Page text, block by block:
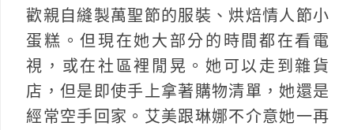
歡親自縫製萬聖節的服裝、烘焙情人節小
蛋糕。但現在她大部分的時間都在看電
視，或在社區裡閒晃。她可以走到雜貨
店，但是即使手上拿著購物清單，她還是
經常空手回家。艾美跟琳娜不介意她一再